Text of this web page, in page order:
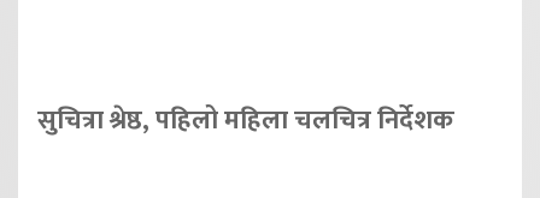
सुचित्रा श्रेष्ठ, पहिलो महिला चलचित्र निर्देशक